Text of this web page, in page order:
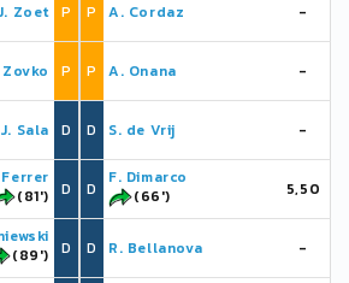
Zoet P
Zovko P
J. Sala D
(81')
D
(89')
D
P A. Cordaz -
P A. Onana -
D S. de Vrij -
D
F. Dimarco
(66')
5,50
D R. Bellanova -